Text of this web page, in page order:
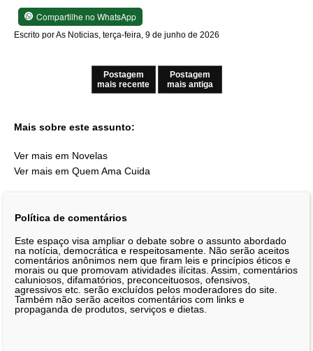
Compartilhe no WhatsApp
Escrito por As Noticias, terça-feira, 9 de junho de 2026
Postagem
mais recente
Postagem
mais antiga
Mais sobre este assunto:
Ver mais em Novelas
Ver mais em Quem Ama Cuida
Política de comentários
Este espaço visa ampliar o debate sobre o assunto abordado
na notícia, democrática e respeitosamente. Não serão aceitos
comentários anônimos nem que firam leis e princípios éticos e
morais ou que promovam atividades ilícitas. Assim, comentários
caluniosos, difamatórios, preconceituosos, ofensivos,
agressivos etc. serão excluídos pelos moderadores do site.
Também não serão aceitos comentários com links e
propaganda de produtos, serviços e dietas.